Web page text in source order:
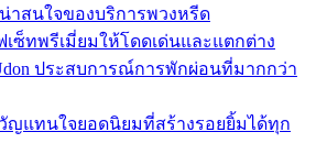
สนใจของบริการพวงหรีด
เซ็ทพรีเมี่ยมให้โดดเด่นและแตกต่าง
Udon ประสบการณ์การพักผ่อนที่มากกว่า
ญแทนใจยอดนิยมที่สร้างรอยยิ้มได้ทุก